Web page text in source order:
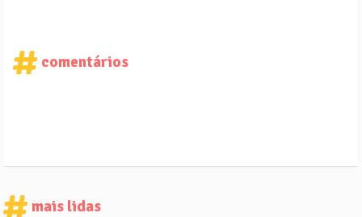
comentários
mais lidas